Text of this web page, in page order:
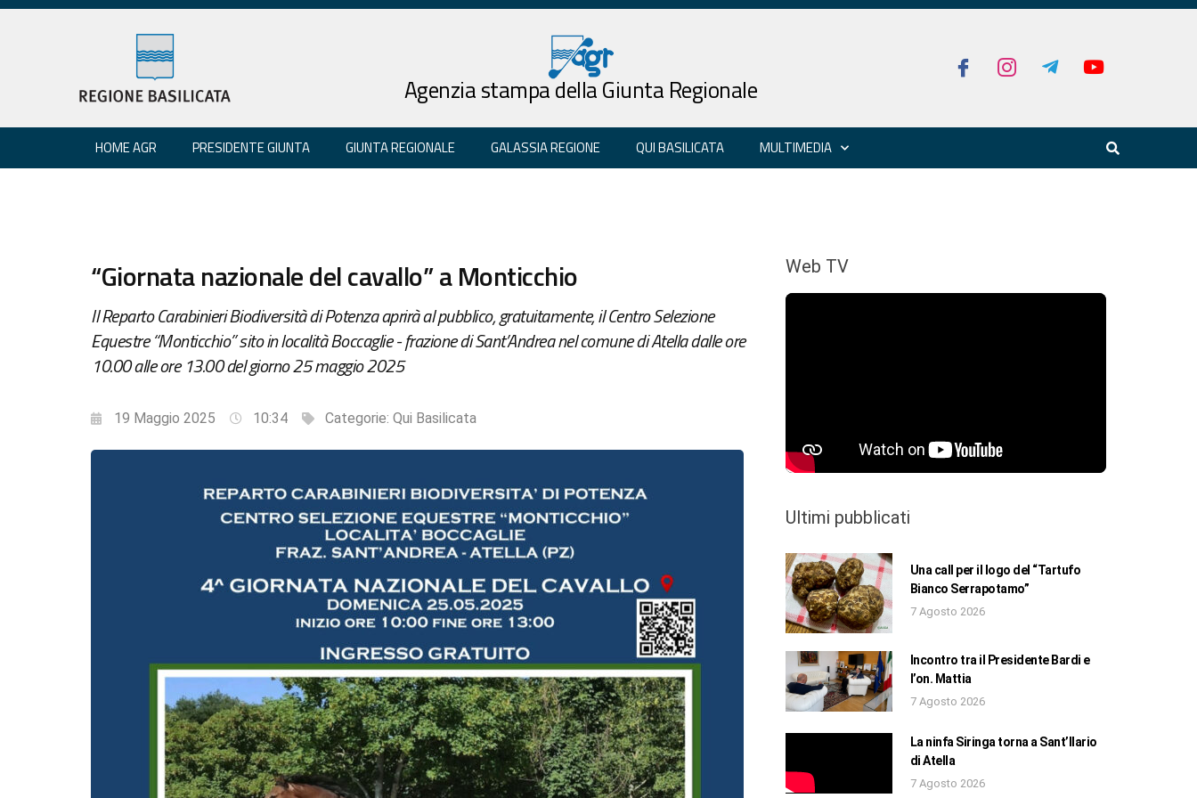
Agenzia stampa della Giunta Regionale
HOME AGR PRESIDENTE GIUNTA GIUNTA REGIONALE GALASSIA REGIONE QUI BASILICATA MULTIMEDIA
“Giornata nazionale del cavallo” a Monticchio
Il Reparto Carabinieri Biodiversità di Potenza aprirà al pubblico, gratuitamente, il Centro Selezione
Equestre “Monticchio” sito in località Boccaglie - frazione di Sant’Andrea nel comune di Atella dalle ore
10.00 alle ore 13.00 del giorno 25 maggio 2025
19 Maggio 2025 10:34 Categorie: Qui Basilicata
Web TV
Ultimi pubblicati
Una call per il logo del “Tartufo
Bianco Serrapotamo”
7 Agosto 2026
Incontro tra il Presidente Bardi e
l’on. Mattia
7 Agosto 2026
La ninfa Siringa torna a Sant’Ilario
di Atella
7 Agosto 2026